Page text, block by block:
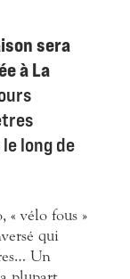
sera
à La
long de
« vélo fous »
qui
Un